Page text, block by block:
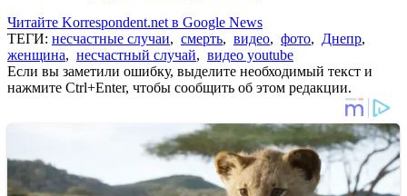
Читайте Korrespondent.net в Google News
ТЕГИ: несчастные случаи, смерть, видео, фото, Днепр,
женщина, несчастный случай, видео youtube
Если вы заметили ошибку, выделите необходимый текст и
нажмите Ctrl+Enter, чтобы сообщить об этом редакции.